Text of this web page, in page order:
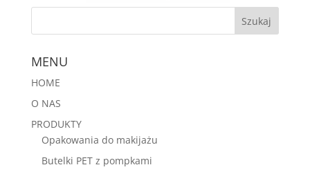
MENU
HOME
O NAS
PRODUKTY
Opakowania do makijażu
Butelki PET z pompkami